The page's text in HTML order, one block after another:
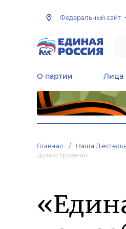
Федеральный сайт
О партии Лица
Главная Наша
Домостроения